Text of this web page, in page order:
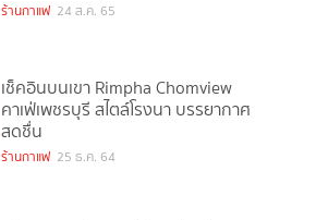
ร้านกาแฟ 24 ส.ค. 65
เช็คอินบนเขา Rimpha Chomview
คาเฟ่เพชรบุรี สไตล์โรงนา บรรยากาศ
สดชื่น
ร้านกาแฟ 25 ธ.ค. 64